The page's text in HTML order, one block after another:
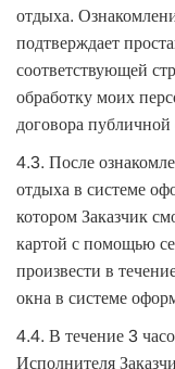
отдыха.
подтверждает
соответствующей
обработку моих
договора
4.3. После
отдыха в системе
котором Заказчик
картой с помощью
произвести в
окна в системе
4.4. В течение 3
Исполнителя